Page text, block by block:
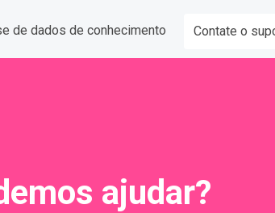
de dados de conhecimento Contate o
ajudar?